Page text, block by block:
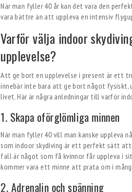
När man fyller 40 år kan det vara den
vara bättre än att uppleva en intensiv
Varför välja indoor
upplevelse?
Att ge bort en upplevelse i present är ett
innebär inte bara att ge bort något fysiskt,
livet. Här är några anledningar till varför
1. Skapa oförglömliga minnen
När man fyller 40 vill man kanske uppleva
som indoor skydiving är ett perfekt sätt
fall är något som få kvinnor får uppleva i
kommer vara ett minne att prata om i
2. Adrenalin och spänning